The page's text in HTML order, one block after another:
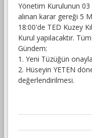
Yönetim Kurulunun 03
alınan karar gereği 5
18:00'de TED Kuzey
Kurul yapılacaktır.
Gündem:
1. Yeni Tüzüğün
2. Hüseyin YETEN
değerlendirilmesi.